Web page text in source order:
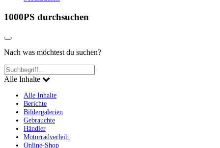
1000PS durchsuchen
Nach was möchtest du suchen?
Alle Inhalte
Alle Inhalte
Berichte
Bildergalerien
Gebrauchte
Händler
Motorradverleih
Online-Shop